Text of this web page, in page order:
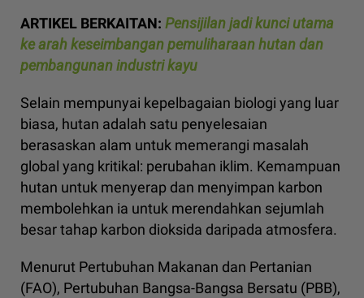
ARTIKEL BERKAITAN: Pensijilan jadi kunci utama
ke arah keseimbangan pemuliharaan hutan dan
pembangunan industri kayu
Selain mempunyai kepelbagaian biologi yang luar
biasa, hutan adalah satu penyelesaian
berasaskan alam untuk memerangi masalah
global yang kritikal: perubahan iklim. Kemampuan
hutan untuk menyerap dan menyimpan karbon
membolehkan ia untuk merendahkan sejumlah
besar tahap karbon dioksida daripada atmosfera.
Menurut Pertubuhan Makanan dan Pertanian
(FAO), Pertubuhan Bangsa-Bangsa Bersatu (PBB),